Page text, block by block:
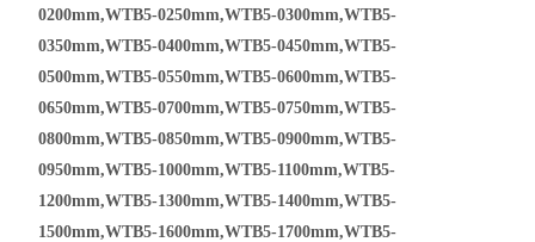
電子衡器
花崗石,大理石
扭力測試儀
EV2515
0200mm,WTB5-0250mm,WTB5-0300mm,WTB5-
0350mm,WTB5-0400mm,WTB5-0450mm,WTB5-
0500mm,WTB5-0550mm,WTB5-0600mm,WTB5-
0650mm,WTB5-0700mm,WTB5-0750mm,WTB5-
0800mm,WTB5-0850mm,WTB5-0900mm,WTB5-
0950mm,WTB5-1000mm,WTB5-1100mm,WTB5-
1200mm,WTB5-1300mm,WTB5-1400mm,WTB5-
1500mm,WTB5-1600mm,WTB5-1700mm,WTB5-